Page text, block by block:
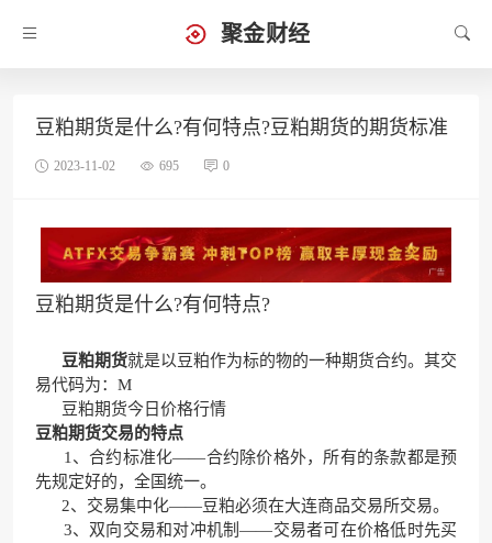
聚金财经
豆粕期货是什么?有何特点?豆粕期货的期货标准
2023-11-02 695 0
豆粕期货是什么?有何特点?
豆粕期货就是以豆粕作为标的物的一种期货合约。其交
易代码为：M
豆粕期货今日价格行情
豆粕期货交易的特点
1、合约标准化——合约除价格外，所有的条款都是预
先规定好的，全国统一。
2、交易集中化——豆粕必须在大连商品交易所交易。
3、双向交易和对冲机制——交易者可在价格低时先买